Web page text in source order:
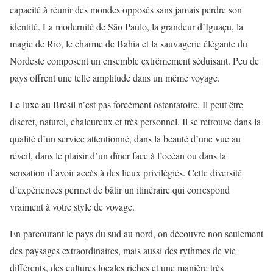
capacité à réunir des mondes opposés sans jamais perdre son
identité. La modernité de São Paulo, la grandeur d’Iguaçu, la
magie de Rio, le charme de Bahia et la sauvagerie élégante du
Nordeste composent un ensemble extrêmement séduisant. Peu de
pays offrent une telle amplitude dans un même voyage.
Le luxe au Brésil n’est pas forcément ostentatoire. Il peut être
discret, naturel, chaleureux et très personnel. Il se retrouve dans la
qualité d’un service attentionné, dans la beauté d’une vue au
réveil, dans le plaisir d’un dîner face à l’océan ou dans la
sensation d’avoir accès à des lieux privilégiés. Cette diversité
d’expériences permet de bâtir un itinéraire qui correspond
vraiment à votre style de voyage.
En parcourant le pays du sud au nord, on découvre non seulement
des paysages extraordinaires, mais aussi des rythmes de vie
différents, des cultures locales riches et une manière très